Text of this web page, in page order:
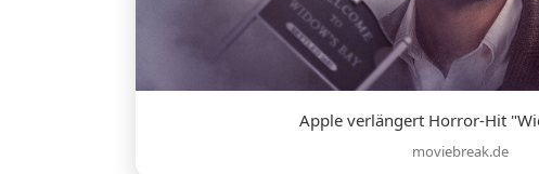
Apple verlängert Horror-Hit
moviebreak.de